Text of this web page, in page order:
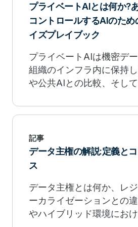
プライベートAIとは何か?
コントロールするAIのため
イズプレイブック
プライベートAIは機密デ
組織のインフラ内に保持
や公共AIとの比較、そし
記事
データ主権の解説:定義と
ス
データ主権とは何か、レ
ーカライゼーションとの
やハイブリッド環境にお